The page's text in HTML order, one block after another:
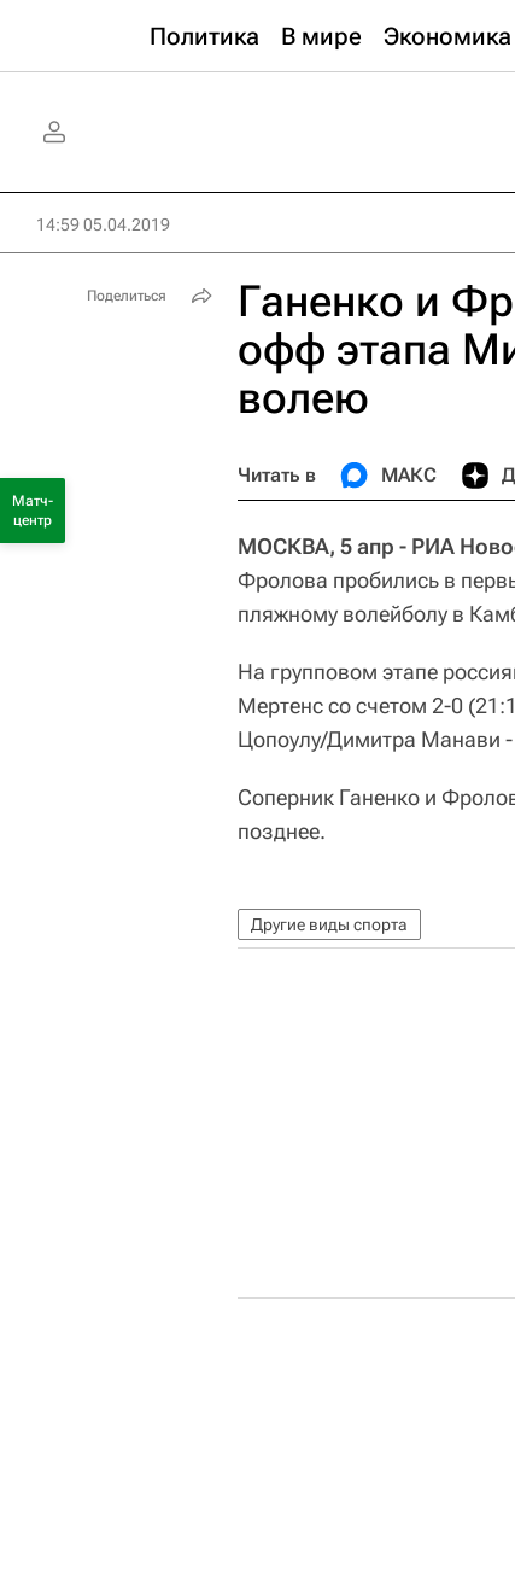
Политика В мире Экономика
14:59 05.04.2019
Ганенко и
офф этапа
волею
Читать в МАКС
МОСКВА, 5 апр - РИА
Фролова пробились в
пляжному волейболу в
На групповом этапе
Мертенс со счетом 2-0
Цопоулу/Димитра Манави
Соперник Ганенко и
позднее.
Другие виды спорта
Поделиться
Матч-
центр